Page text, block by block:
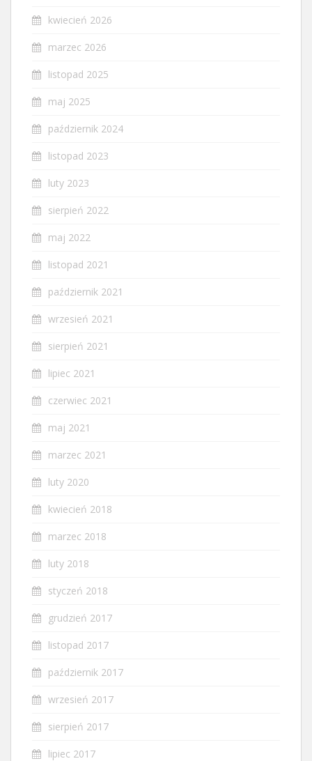
kwiecień 2026
marzec 2026
listopad 2025
maj 2025
październik 2024
listopad 2023
luty 2023
sierpień 2022
maj 2022
listopad 2021
październik 2021
wrzesień 2021
sierpień 2021
lipiec 2021
czerwiec 2021
maj 2021
marzec 2021
luty 2020
kwiecień 2018
marzec 2018
luty 2018
styczeń 2018
grudzień 2017
listopad 2017
październik 2017
wrzesień 2017
sierpień 2017
lipiec 2017